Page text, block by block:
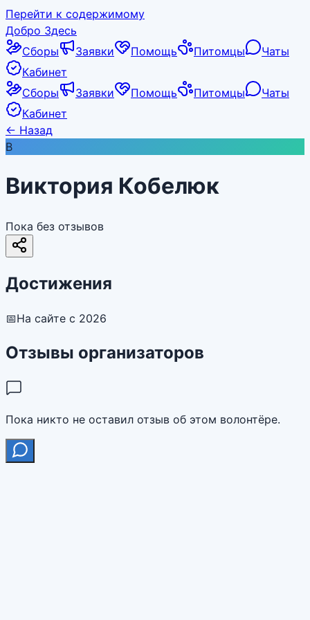
Перейти к содержимому
Добро Здесь
Сборы
Заявки Помощь Питомцы
Чаты
Кабинет
Сборы
Заявки Помощь Питомцы
Чаты
Кабинет
← Назад
В
Виктория Кобелюк
Пока без отзывов
Достижения
📅На сайте с 2026
Отзывы организаторов
Пока никто не оставил отзыв об этом волонтёре.